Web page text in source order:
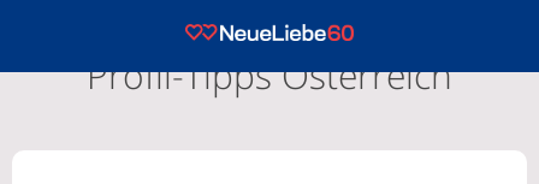
Profil-Tipps Österreich